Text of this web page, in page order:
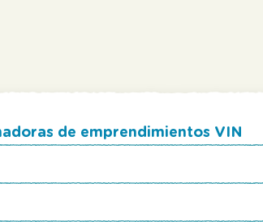
de emprendimientos VIN